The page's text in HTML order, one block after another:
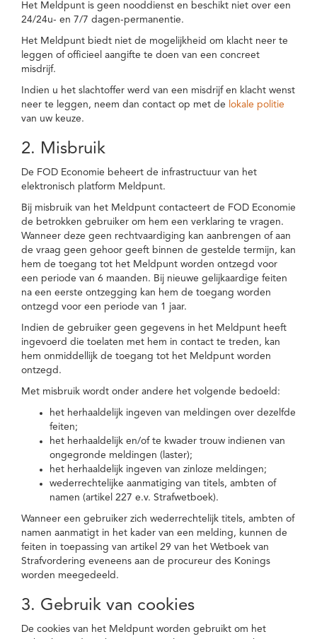
Het Meldpunt is geen nooddienst en beschikt niet over een
24/24u- en 7/7 dagen-permanentie.
Het Meldpunt biedt niet de mogelijkheid om klacht neer te
leggen of officieel aangifte te doen van een concreet
misdrijf.
Indien u het slachtoffer werd van een misdrijf en klacht wenst
neer te leggen, neem dan contact op met de lokale politie
van uw keuze.
2. Misbruik
De FOD Economie beheert de infrastructuur van het
elektronisch platform Meldpunt.
Bij misbruik van het Meldpunt contacteert de FOD Economie
de betrokken gebruiker om hem een verklaring te vragen.
Wanneer deze geen rechtvaardiging kan aanbrengen of aan
de vraag geen gehoor geeft binnen de gestelde termijn, kan
hem de toegang tot het Meldpunt worden ontzegd voor
een periode van 6 maanden. Bij nieuwe gelijkaardige feiten
na een eerste ontzegging kan hem de toegang worden
ontzegd voor een periode van 1 jaar.
Indien de gebruiker geen gegevens in het Meldpunt heeft
ingevoerd die toelaten met hem in contact te treden, kan
hem onmiddellijk de toegang tot het Meldpunt worden
ontzegd.
Met misbruik wordt onder andere het volgende bedoeld:
het herhaaldelijk ingeven van meldingen over dezelfde
feiten;
het herhaaldelijk en/of te kwader trouw indienen van
ongegronde meldingen (laster);
het herhaaldelijk ingeven van zinloze meldingen;
wederrechtelijke aanmatiging van titels, ambten of
namen (artikel 227 e.v. Strafwetboek).
Wanneer een gebruiker zich wederrechtelijk titels, ambten of
namen aanmatigt in het kader van een melding, kunnen de
feiten in toepassing van artikel 29 van het Wetboek van
Strafvordering eveneens aan de procureur des Konings
worden meegedeeld.
3. Gebruik van cookies
De cookies van het Meldpunt worden gebruikt om het